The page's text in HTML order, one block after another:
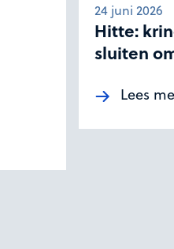
Hitte:
sluiten
24 juni 2026
Lees